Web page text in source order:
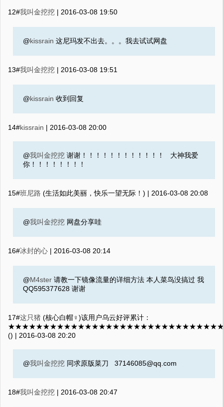
12#我叫金挖挖 | 2016-03-08 19:50
@kissrain 这尼玛发不出去。。。我去试试网盘
13#我叫金挖挖 | 2016-03-08 19:51
@kissrain 收到回复
14#kissrain | 2016-03-08 20:00
@我叫金挖挖 谢谢！！！！！！！！！！！！ 大神我爱
你！！！！！！！！
15#班尼路 (生活如此美丽，快乐一望无际！) | 2016-03-08 20:08
@我叫金挖挖 网盘分享哇
16#冰封的心 | 2016-03-08 20:14
@M4ster 请教一下镜像流量的详细方法 本人菜鸟没搞过 我
QQ595377628 谢谢
17#这只猪 (核心白帽♀)该用户乌云好评累计：
() | 2016-03-08 20:20
@我叫金挖挖 同求原版菜刀 37146085@qq.com
18#我叫金挖挖 | 2016-03-08 20:47